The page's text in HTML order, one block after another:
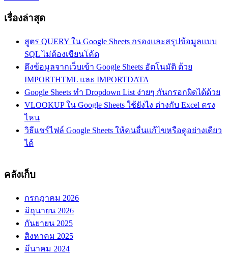
เรื่องล่าสุด
สูตร QUERY ใน Google Sheets กรองและสรุปข้อมูลแบบ
SQL ไม่ต้องเขียนโค้ด
ดึงข้อมูลจากเว็บเข้า Google Sheets อัตโนมัติ ด้วย
IMPORTHTML และ IMPORTDATA
Google Sheets ทำ Dropdown List ง่ายๆ กันกรอกผิดได้ด้วย
VLOOKUP ใน Google Sheets ใช้ยังไง ต่างกับ Excel ตรง
ไหน
วิธีแชร์ไฟล์ Google Sheets ให้คนอื่นแก้ไขหรือดูอย่างเดียว
ได้
คลังเก็บ
กรกฎาคม 2026
มิถุนายน 2026
กันยายน 2025
สิงหาคม 2025
มีนาคม 2024